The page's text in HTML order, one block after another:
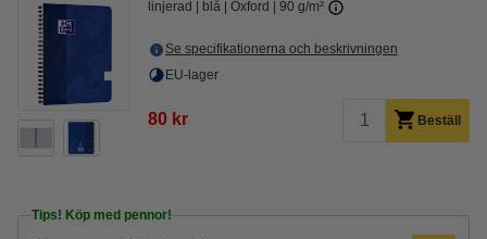
linjerad blå Oxford 90 g/m²
Se specifikationerna och beskrivningen
EU-lager
80 kr Beställ
Tips! Köp med pennor!